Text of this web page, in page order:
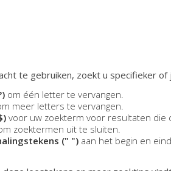
te gebruiken, zoekt u specifieker of
om één letter te vervangen.
meer letters te vervangen.
voor uw zoekterm voor resultaten die
zoektermen uit te sluiten.
(" ") aan het begin en